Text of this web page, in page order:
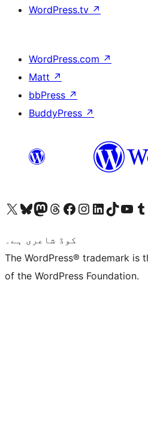
WordPress.tv ↗
WordPress.com ↗
Matt ↗
bbPress ↗
BuddyPress ↗
Visit our X (formerly Twitter) account
ہمارے بلیواسکائی اکاؤنٹ پر جائیں
Visit our Mastodon account
ہمارے ٹھریڈز اکاؤنٹ پر جائیں
Visit our Facebook page
Visit our Instagram account
Visit our LinkedIn account
ہمارے ٹک ٹاک اکاؤنٹ پر جائیں
Visit our جائیں
کوڈ شاعری ہے۔
The WordPress® trademark is
of the WordPress Foundation.